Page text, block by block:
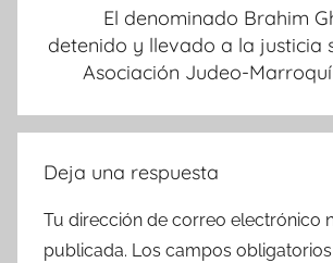
El denominado Brahim
detenido y llevado a la justicia
Asociación Judeo-
Deja una respuesta
Tu dirección de correo electrónico
publicada. Los campos